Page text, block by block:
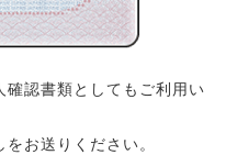
認書類としてもご利用い
お送りください。